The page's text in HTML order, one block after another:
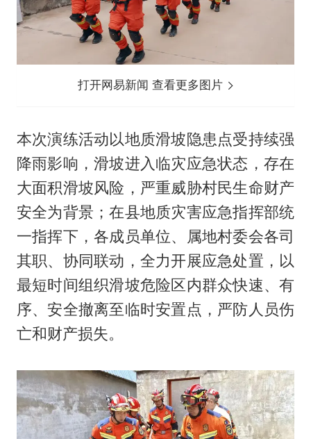
打开网易新闻 查看更多图片
本次演练活动以地质滑坡隐患点受持续强
降雨影响，滑坡进入临灾应急状态，存在
大面积滑坡风险，严重威胁村民生命财产
安全为背景；在县地质灾害应急指挥部统
一指挥下，各成员单位、属地村委会各司
其职、协同联动，全力开展应急处置，以
最短时间组织滑坡危险区内群众快速、有
序、安全撤离至临时安置点，严防人员伤
亡和财产损失。